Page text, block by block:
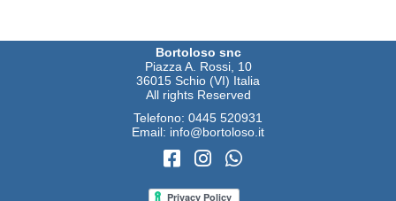
Bortoloso snc
Piazza A. Rossi, 10
36015 Schio (VI) Italia
All rights Reserved
Telefono: 0445 520931
Email: info@bortoloso.it